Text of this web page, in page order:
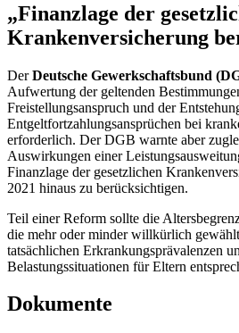
„Finanzlage der
Krankenversicherung
DerDeutsche Gewerkschaftsbund
Aufwertung der geltenden
Freistellungsanspruch und der
Entgeltfortzahlungsansprüchen bei
erforderlich. Der DGB warnte aber
Auswirkungen einer
Finanzlage der gesetzlichen
2021 hinaus zu berücksichtigen.
Teil einer Reform sollte die
die mehr oder minder willkürlich
tatsächlichen Erkrankungsprävalenzen
Belastungssituationen für Eltern
Dokumente